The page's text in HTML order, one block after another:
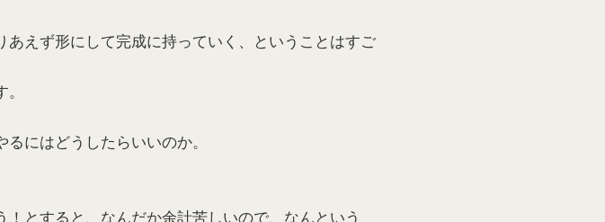
えず形にして完成に持っていく、ということはすご
にはどうしたらいいのか。
とすると、なんだか余計苦しいので、なんという